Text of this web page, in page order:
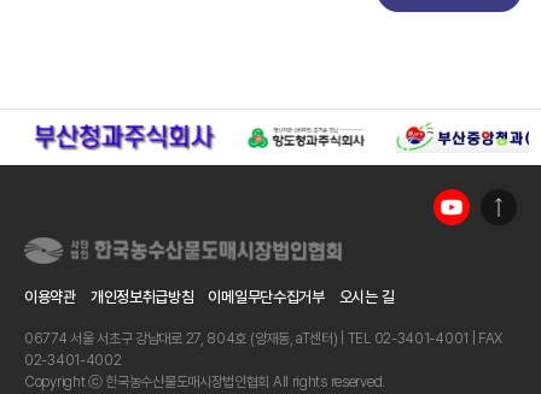
이용약관 개인정보취급방침 이메일무단수집거부 오시는 길
06774 서울 서초구 강남대로 27, 804호 (양재동, aT센터) | TEL 02-3401-4001 | FAX
02-3401-4002
Copyright ⓒ 한국농수산물도매시장법인협회 All rights reserved.